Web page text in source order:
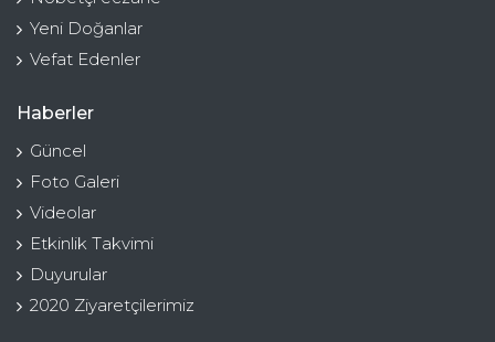
Yeni Doğanlar
Vefat Edenler
Haberler
Güncel
Foto Galeri
Videolar
Etkinlik Takvimi
Duyurular
2020 Ziyaretçilerimiz